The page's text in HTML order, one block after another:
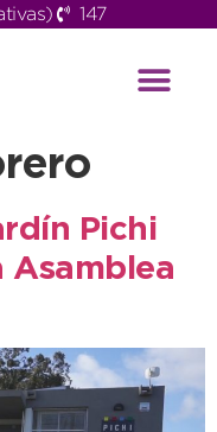
147
Pichi
Asamblea